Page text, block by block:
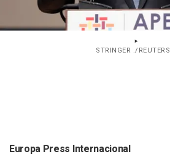
STRINGER ./REUTERS
Europa Press Internacional